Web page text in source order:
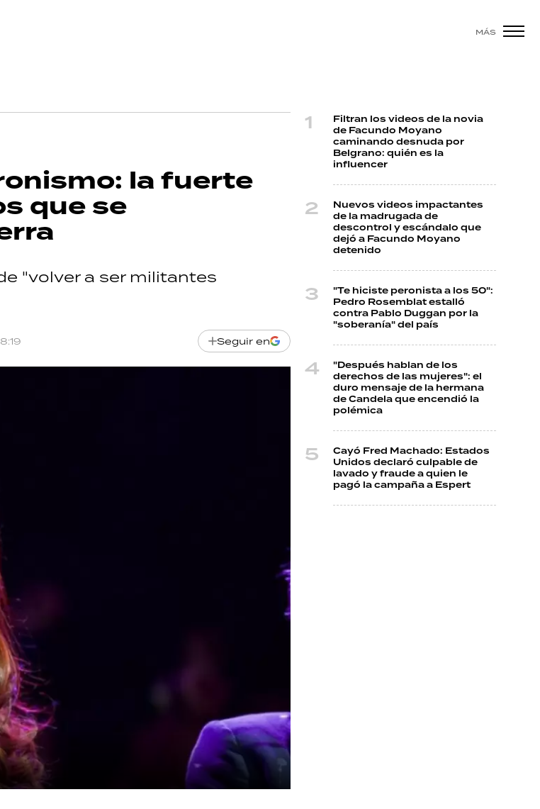
MÁS
la fuerte
que se
"volver a ser militantes
Seguir en
Filtran los videos de la novia
de Facundo Moyano
caminando desnuda por
Belgrano: quién es la
influencer
Nuevos videos impactantes
de la madrugada de
descontrol y escándalo que
dejó a Facundo Moyano
detenido
"Te hiciste peronista a los 50":
Pedro Rosemblat estalló
contra Pablo Duggan por la
"soberanía" del país
"Después hablan de los
derechos de las mujeres": el
duro mensaje de la hermana
de Candela que encendió la
polémica
Cayó Fred Machado: Estados
Unidos declaró culpable de
lavado y fraude a quien le
pagó la campaña a Espert